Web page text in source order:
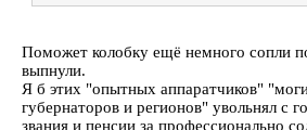
Поможет колобку ещё немного сопли
выпнули.
Я б этих "опытных аппаратчиков"
губернаторов и регионов" увольнял с
звания и пенсии за профессионально